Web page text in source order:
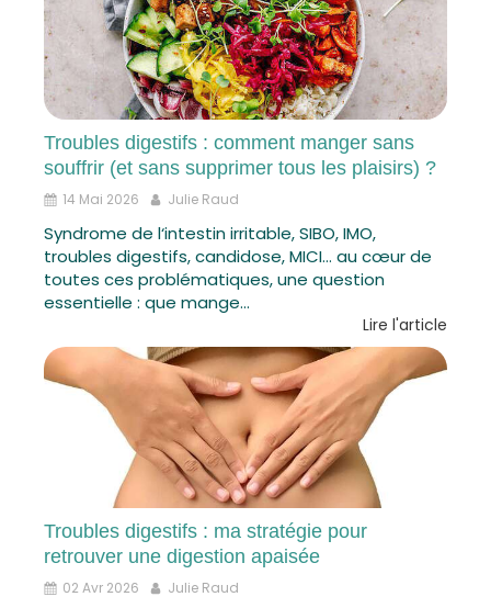
Troubles digestifs : comment manger sans
souffrir (et sans supprimer tous les plaisirs) ?
14 Mai 2026 Julie Raud
Syndrome de l‘intestin irritable, SIBO, IMO,
troubles digestifs, candidose, MICI… au cœur de
toutes ces problématiques, une question
essentielle : que mange...
Lire l'article
Troubles digestifs : ma stratégie pour
retrouver une digestion apaisée
02 Avr 2026 Julie Raud